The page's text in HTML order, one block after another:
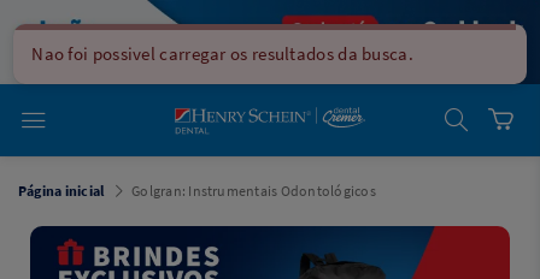
Dental
Henry Schein
Laboratório
Laboratório
emDental
Henry Schein
Equipamentos
Página inicial Golgran: Instrumentais Odontológicos
Nao foi possivel carregar os resultados da busca.